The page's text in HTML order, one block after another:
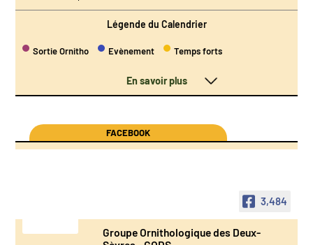
Légende du Calendrier
Sortie Ornitho Evènement Temps forts
En savoir plus
FACEBOOK
3,484
Groupe Ornithologique des Deux-